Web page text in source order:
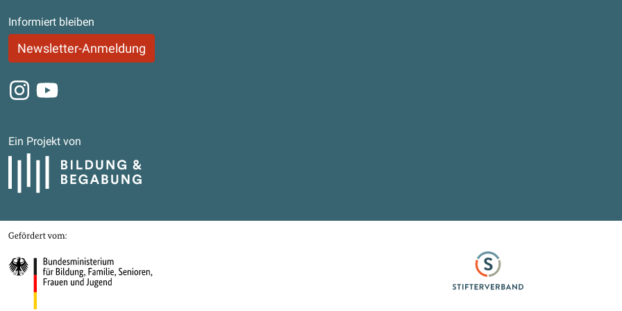
Informiert bleiben
Newsletter-Anmeldung
Instagram
Youtube
Ein Projekt von
Bildung und Begabung
Gefördert von
Bundesministerium für Bildung, Familie, Senioren, Frauen und Jugend
Stifterverband